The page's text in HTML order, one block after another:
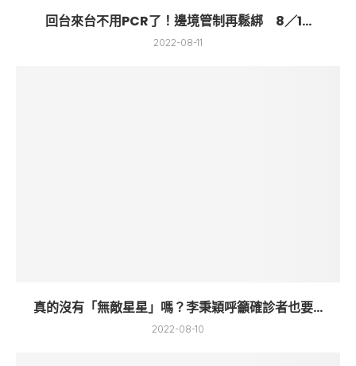
回台來台不用PCR了！邊境管制再鬆綁 8／1...
2022-08-11
真的沒有「無敵星星」嗎？李秉穎呼籲確診者也要...
2022-08-10